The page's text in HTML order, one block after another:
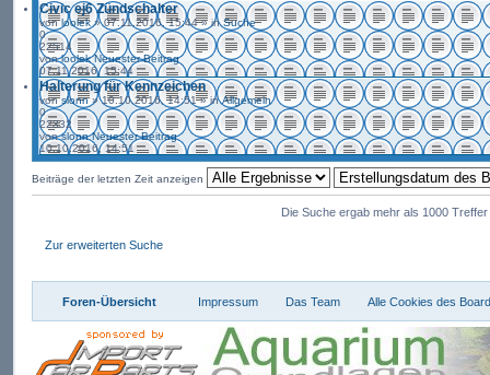
Civic ej6 Zündschalter
vonloolek» 07.11.2016, 15:44 » inSuche
0
22514
vonloolek Neuester Beitrag
07.11.2016, 15:44
Halterung für Kennzeichen
vonslonn» 10.10.2016, 14:51 » inAllgemein
0
22332
vonslonn Neuester Beitrag
10.10.2016, 14:51
Beiträge der letzten Zeit anzeigen
Die Suche ergab mehr als 1000 Treffer
Zur erweiterten Suche
Foren-Übersicht Alle Cookies des
Das Team
Impressum